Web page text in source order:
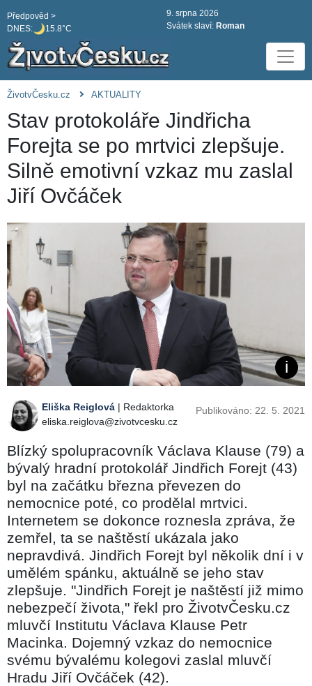
DNES: 15.8°C
Předpověd >
9. srpna 2026
Svátek slaví: Roman
ŽivotvČesku.cz AKTUALITY
Stav protokoláře Jindřicha
Forejta se po mrtvici zlepšuje.
Silně emotivní vzkaz mu zaslal
Jiří Ovčáček
Eliška Reiglová | Redaktorka
eliska.reiglova@zivotvcesku.cz
Publikováno: 22. 5. 2021
Blízký spolupracovník Václava Klause (79) a
bývalý hradní protokolář Jindřich Forejt (43)
byl na začátku března převezen do
nemocnice poté, co prodělal mrtvici.
Internetem se dokonce roznesla zpráva, že
zemřel, ta se naštěstí ukázala jako
nepravdivá. Jindřich Forejt byl několik dní i v
umělém spánku, aktuálně se jeho stav
zlepšuje. "Jindřich Forejt je naštěstí již mimo
nebezpečí života," řekl pro ŽivotvČesku.cz
mluvčí Institutu Václava Klause Petr
Macinka. Dojemný vzkaz do nemocnice
svému bývalému kolegovi zaslal mluvčí
Hradu Jiří Ovčáček (42).